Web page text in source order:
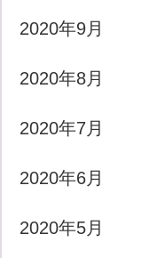
2020年9月
2020年8月
2020年7月
2020年6月
2020年5月